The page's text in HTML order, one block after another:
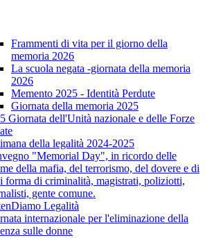
Frammenti di vita per il giorno della
memoria 2026
La scuola negata -giornata della memoria
2026
Memento 2025 - Identità Perdute
Giornata della memoria 2025
Giornata dell'Unità nazionale e delle Forze
della legalità 2024-2025
"Memorial Day", in ricordo delle
della mafia, del terrorismo, del dovere e di
forma di criminalità, magistrati, poliziotti,
gente comune.
Legalità
internazionale per l'eliminazione della
sulle donne